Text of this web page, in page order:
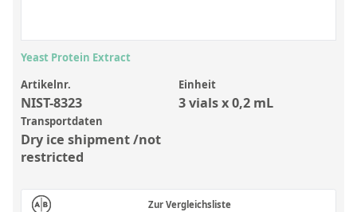
Organische Analyten | Rückstandsanalytik
Metallstandards | Setting Up Samples (SUS)
Kundenspezifische Polymerstandards
Pharmazeutische und organische Kundensynthesen
RFA-Monitorproben aus Silikatglas
Yeast Protein Extract
Artikelnr.
NIST-8323
Einheit
3 vials x 0,2 mL
Transportdaten
Dry ice shipment /not
restricted
Zur Vergleichsliste